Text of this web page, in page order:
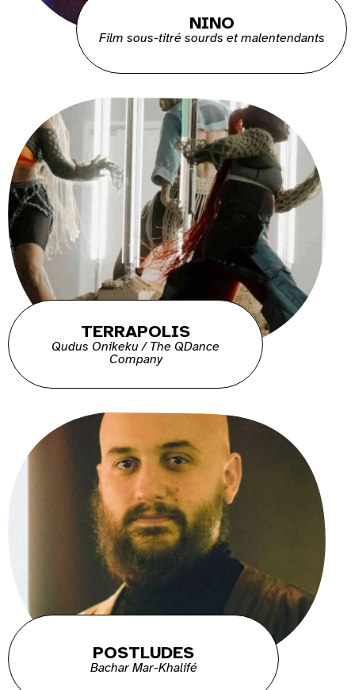
NINO
Film sous-titré sourds et malentendants
TERRAPOLIS
Qudus Onikeku / The QDance
Company
POSTLUDES
Bachar Mar-Khalifé